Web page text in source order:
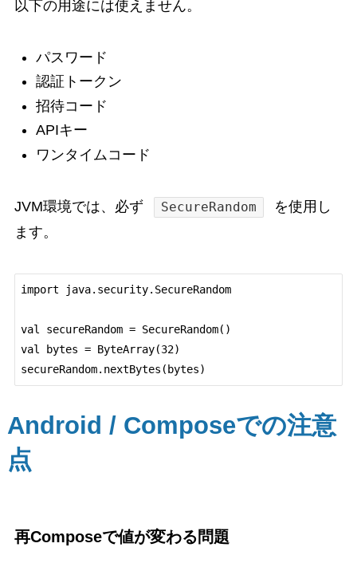
以下の用途には使えません。
パスワード
認証トークン
招待コード
APIキー
ワンタイムコード
JVM環境では、必ず SecureRandom
を使用し
ます。
import java.security.SecureRandom
val secureRandom = SecureRandom()
val bytes = ByteArray(32)
Android / Composeでの注意
点
再Composeで値が変わる問題